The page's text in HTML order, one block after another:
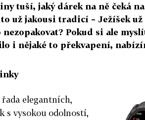
tuší, jaký dárek na ně čeká
už jakousi tradicí – Ježíšek
Pokud si ale
i nějaké to překvapení,
elegantních,
s vysokou odolností,